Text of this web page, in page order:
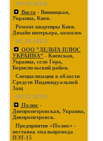
(04-19-2014)
Виста - Винницкая,
Украина, Киев.
Ремонт квартиры Киев.
Дизайн интерьера, комплек
(07-18-2013)
ООО ”ДЕЛЬТА ПЛЮС
УКРАИНА” - Киевская,
Украина, село Гора,
Бориспольский район.
Специализация в области
Средств Индивидуальной
Защ
(03-31-2013)
Полюс -
Днепропетровская, Украина,
Днепропетровск.
Предприятие «Полюс» -
поставка эмальпровода
ПЭТ-15